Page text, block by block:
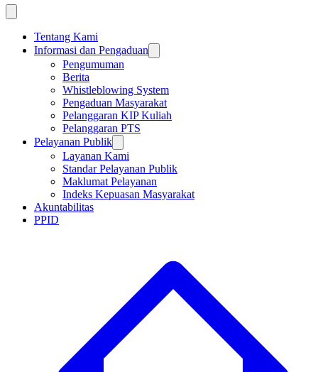
Tentang Kami
Informasi dan Pengaduan
Pengumuman
Berita
Whistleblowing System
Pengaduan Masyarakat
Pelanggaran KIP Kuliah
Pelanggaran PTS
Pelayanan Publik
Layanan Kami
Standar Pelayanan Publik
Maklumat Pelayanan
Indeks Kepuasan Masyarakat
Akuntabilitas
PPID